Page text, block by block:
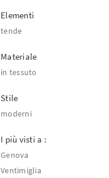
Elementi
tende
Materiale
in tessuto
Stile
moderni
I più visti a :
Genova
Ventimiglia